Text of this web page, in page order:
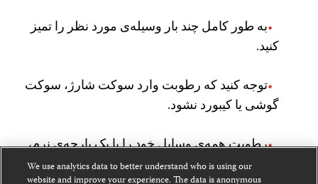
به طور کامل چند بار وسیله‌ی مورد نظر را تمیز
کنید.
توجه کنید که رطوبت وارد سوکت شارژ،‌ سوکت
گوشی یا کیبورد نشود.
رطوبت همه‌ی وسایل خود را با یک پارچه‌ی نرم،‌
تمیز و خشک بگیرید.
We use analytics data to better understand who is using our
website and improve your experience. The data is anonymous